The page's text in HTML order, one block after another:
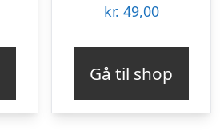
kr. 49,00
Gå til shop